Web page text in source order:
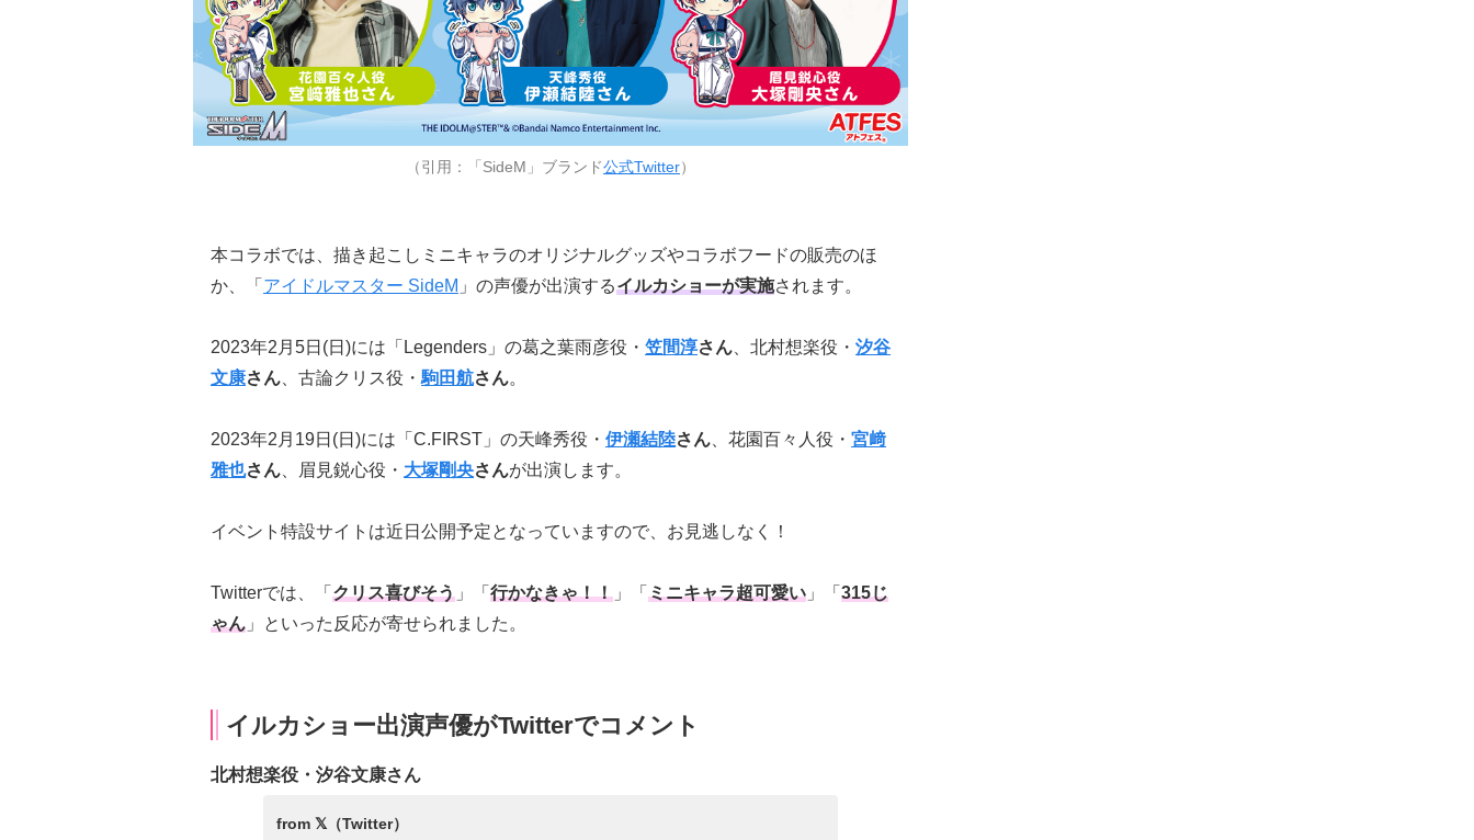
（引用：「SideM」ブランド公式Twitter）
本コラボでは、描き起こしミニキャラのオリジナルグッズやコラボフードの販売のほ
か、「 アイドルマスター SideM 」の声優が出演するイルカショーが実施されます。
2023年2月5日(日)には「Legenders」の葛之葉雨彦役・ 笠間淳さん 、北村想楽役・ 汐谷
文康さん 、古論クリス役・駒田航さん。
2023年2月19日(日)には「C.FIRST」の天峰秀役・ 伊瀬結陸さん 、花園百々人役・ 宮﨑
雅也さん 、眉見鋭心役・ 大塚剛央さんが出演します。
イベント特設サイトは近日公開予定となっていますので、お見逃しなく！
Twitterでは、「 クリス喜びそう 」「 行かなきゃ！！ 」「 ミニキャラ超可愛い 」「 315じ
ゃん 」といった反応が寄せられました。
イルカショー出演声優がTwitterでコメント
北村想楽役・汐谷文康さん